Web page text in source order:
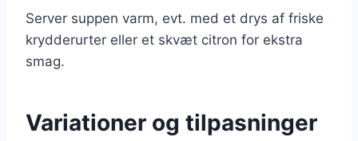
Server suppen varm, evt. med et drys af friske
krydderurter eller et skvæt citron for ekstra
smag.
Variationer og tilpasninger